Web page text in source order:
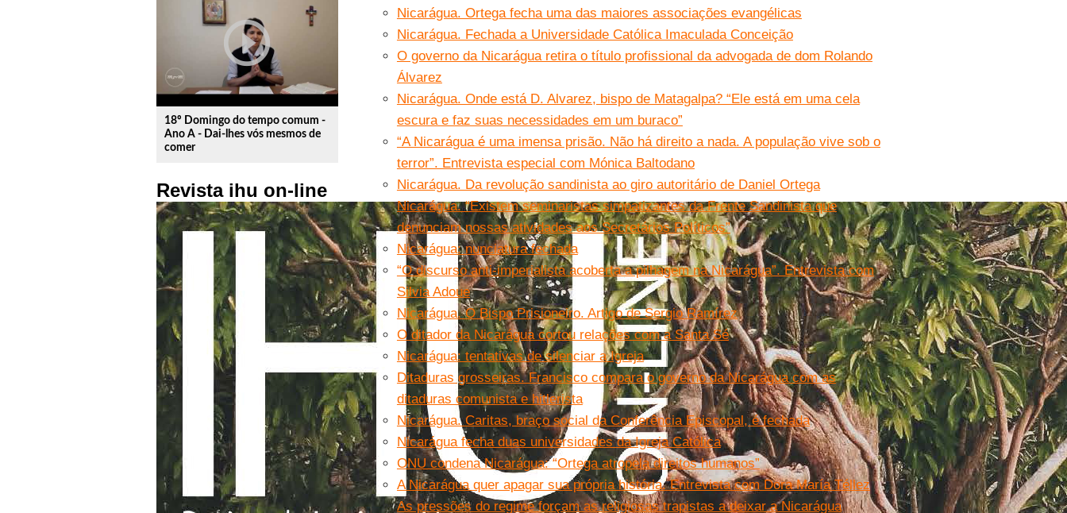
play_circle_outline
18º Domingo do tempo comum -
Ano A - Dai-lhes vós mesmos de
comer
Revista ihu on-line
Nicarágua. Ortega fecha uma das maiores associações evangélicas
Nicarágua. Fechada a Universidade Católica Imaculada Conceição
O governo da Nicarágua retira o título profissional da advogada de dom Rolando
Álvarez
Nicarágua. Onde está D. Alvarez, bispo de Matagalpa? “Ele está em uma cela
escura e faz suas necessidades em um buraco”
“A Nicarágua é uma imensa prisão. Não há direito a nada. A população vive sob o
terror”. Entrevista especial com Mónica Baltodano
Nicarágua. Da revolução sandinista ao giro autoritário de Daniel Ortega
Nicarágua. “Existem seminaristas simpatizantes da Frente Sandinista que
denunciam nossas atividades aos Secretários Políticos”
Nicarágua: nunciatura fechada
“O discurso anti-imperialista acoberta a pilhagem na Nicarágua”. Entrevista com
Silvia Adoue
Nicarágua. O Bispo Prisioneiro. Artigo de Sergio Ramírez
O ditador da Nicarágua cortou relações com a Santa Sé
Nicarágua: tentativas de silenciar a Igreja
Ditaduras grosseiras. Francisco compara o governo da Nicarágua com as
ditaduras comunista e hitlerista
Nicarágua. Caritas, braço social da Conferência Episcopal, é fechada
Nicarágua fecha duas universidades da Igreja Católica
ONU condena Nicarágua: “Ortega atropela direitos humanos”
A Nicarágua quer apagar sua própria história. Entrevista com Dora María Téllez
As pressões do regime forçam as religiosas trapistas a deixar a Nicarágua